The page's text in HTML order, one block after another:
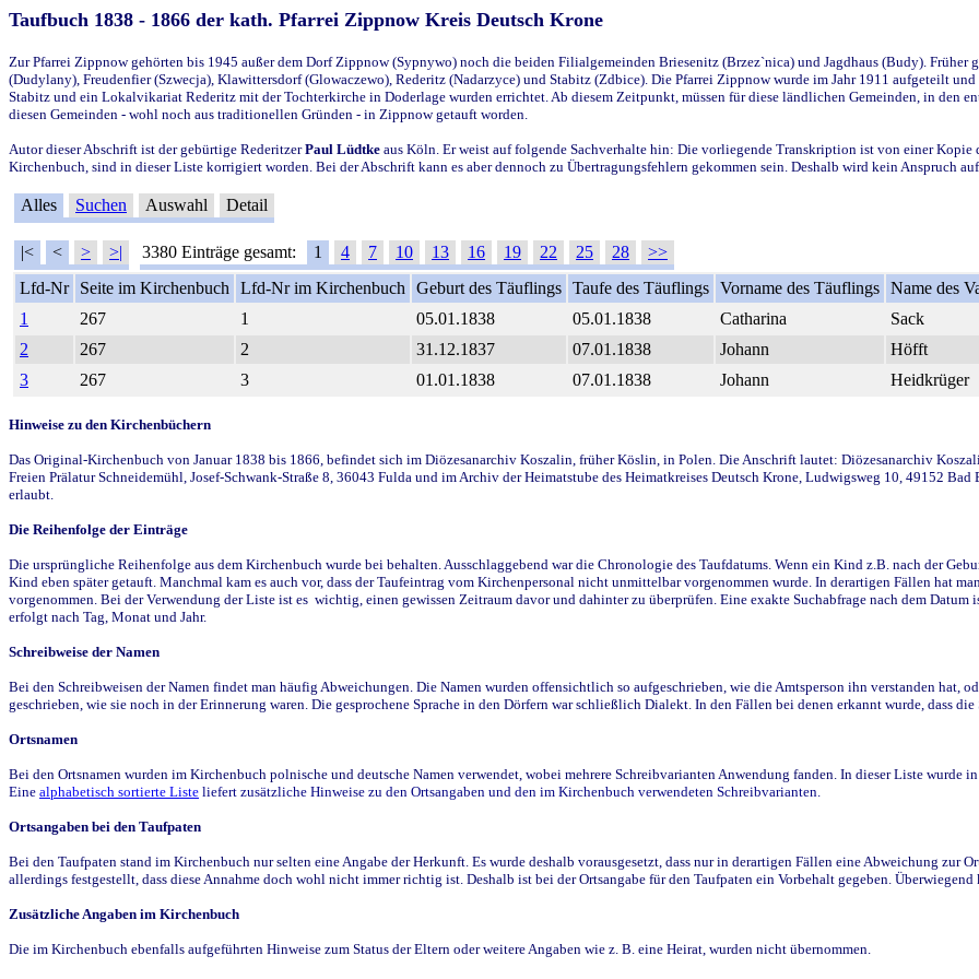
Taufbuch 1838 - 1866 der kath. Pfarrei Zippnow Kreis Deutsch Krone
Zur Pfarrei Zippnow gehörten bis 1945 außer dem Dorf Zippnow (Sypnywo) noch die beiden Filialgemeinden Briesenitz (Brzez`nica) und Jagdhaus (Budy). Früher
(Dudylany), Freudenfier (Szwecja), Klawittersdorf (Glowaczewo), Rederitz (Nadarzyce) und Stabitz (Zdbice). Die Pfarrei Zippnow wurde im Jahr 1911 aufgeteilt
Stabitz und ein Lokalvikariat Rederitz mit der Tochterkirche in Doderlage wurden errichtet. Ab diesem Zeitpunkt, müssen für diese ländlichen Gemeinden, in den
diesen Gemeinden - wohl noch aus traditionellen Gründen - in Zippnow getauft worden.
Autor dieser Abschrift ist der gebürtige RederitzerPaul Lüdtke aus Köln. Er weist auf folgende Sachverhalte hin: Die vorliegende Transkription ist von einer
Kirchenbuch, sind in dieser Liste korrigiert worden. Bei der Abschrift kann es aber dennoch zu Übertragungsfehlern gekommen sein. Deshalb wird kein Anspruch
Alles Suchen Auswahl Detail
|< < > >| 3380 Einträge gesamt: 1 4 7 10 13 16 19 22 25 28
>>
Lfd-Nr
Seite im Kirchenbuch Lfd-Nr im Kirchenbuch Geburt des Täuflings Taufe des Täuflings Vorname des Täuflings Name des
1
267 1 05.01.1838 05.01.1838 Catharina
Sack
2
267 2 31.12.1837 07.01.1838 Johann
Höfft
3
267 3 01.01.1838 07.01.1838 Johann Heidkrüger
Hinweise zu den Kirchenbüchern
Das Original-Kirchenbuch von Januar 1838 bis 1866, befindet sich im Diözesanarchiv Koszalin, früher Köslin, in Polen. Die Anschrift lautet: Diözesanarchiv
Freien Prälatur Schneidemühl, Josef-Schwank-Straße 8, 36043 Fulda und im Archiv der Heimatstube des Heimatkreises Deutsch Krone, Ludwigsweg 10, 49152
erlaubt.
Die Reihenfolge der Einträge
Die ursprüngliche Reihenfolge aus dem Kirchenbuch wurde bei behalten. Ausschlaggebend war die Chronologie des Taufdatums. Wenn ein Kind z.B. nach der
Kind eben später getauft. Manchmal kam es auch vor, dass der Taufeintrag vom Kirchenpersonal nicht unmittelbar vorgenommen wurde. In derartigen Fällen hat
vorgenommen. Bei der Verwendung der Liste ist es wichtig, einen gewissen Zeitraum davor und dahinter zu überprüfen. Eine exakte Suchabfrage nach dem
erfolgt nach Tag, Monat und Jahr.
Schreibweise der Namen
Bei den Schreibweisen der Namen findet man häufig Abweichungen. Die Namen wurden offensichtlich so aufgeschrieben, wie die Amtsperson ihn verstanden hat,
geschrieben, wie sie noch in der Erinnerung waren. Die gesprochene Sprache in den Dörfern war schließlich Dialekt. In den Fällen bei denen erkannt wurde, dass
Ortsnamen
Bei den Ortsnamen wurden im Kirchenbuch polnische und deutsche Namen verwendet, wobei mehrere Schreibvarianten Anwendung fanden. In dieser Liste wurde
Eine alphabetisch sortierte Liste liefert zusätzliche Hinweise zu den Ortsangaben und den im Kirchenbuch verwendeten Schreibvarianten.
Ortsangaben bei den Taufpaten
Bei den Taufpaten stand im Kirchenbuch nur selten eine Angabe der Herkunft. Es wurde deshalb vorausgesetzt, dass nur in derartigen Fällen eine Abweichung zur
allerdings festgestellt, dass diese Annahme doch wohl nicht immer richtig ist. Deshalb ist bei der Ortsangabe für den Taufpaten ein Vorbehalt gegeben.
Zusätzliche Angaben im Kirchenbuch
Die im Kirchenbuch ebenfalls aufgeführten Hinweise zum Status der Eltern oder weitere Angaben wie z. B. eine Heirat, wurden nicht übernommen.